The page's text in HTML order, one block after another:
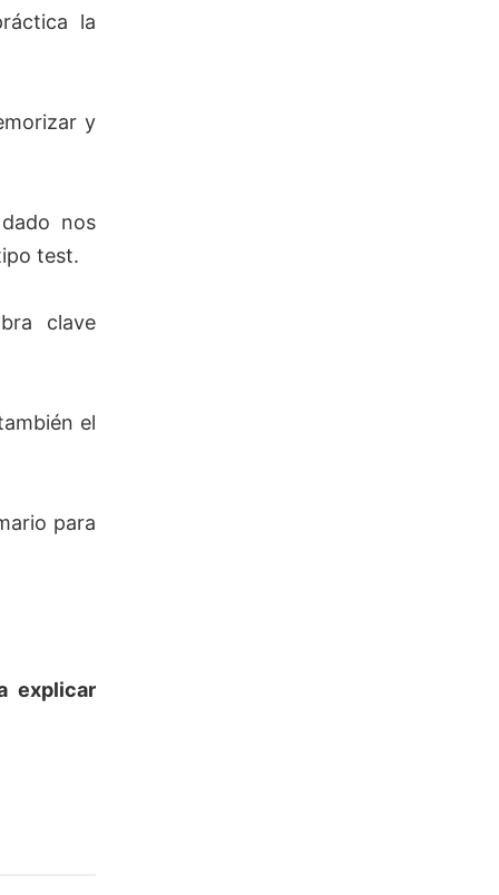
la
y
nos
test.
clave
el
para
explicar